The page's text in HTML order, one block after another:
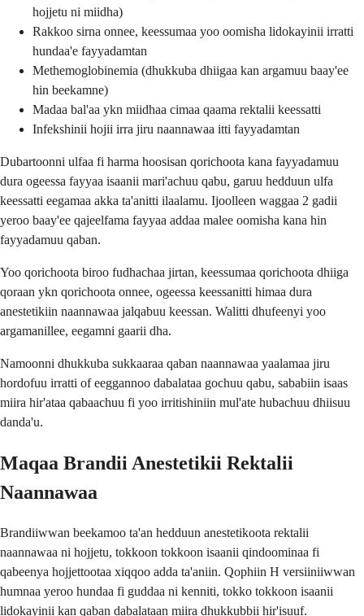
hojjetu ni miidha)
Rakkoo sirna onnee, keessumaa yoo oomisha lidokayinii irratti
hundaa'e fayyadamtan
Methemoglobinemia (dhukkuba dhiigaa kan argamuu baay'ee
hin beekamne)
Madaa bal'aa ykn miidhaa cimaa qaama rektalii keessatti
Infekshinii hojii irra jiru naannawaa itti fayyadamtan
Dubartoonni ulfaa fi harma hoosisan qorichoota kana fayyadamuu
dura ogeessa fayyaa isaanii mari'achuu qabu, garuu hedduun ulfa
keessatti eegamaa akka ta'anitti ilaalamu. Ijoolleen waggaa 2 gadii
yeroo baay'ee qajeelfama fayyaa addaa malee oomisha kana hin
fayyadamuu qaban.
Yoo qorichoota biroo fudhachaa jirtan, keessumaa qorichoota dhiiga
qoraan ykn qorichoota onnee, ogeessa keessanitti himaa dura
anestetikiin naannawaa jalqabuu keessan. Walitti dhufeenyi yoo
argamanillee, eegamni gaarii dha.
Namoonni dhukkuba sukkaaraa qaban naannawaa yaalamaa jiru
hordofuu irratti of eeggannoo dabalataa gochuu qabu, sababiin isaas
miira hir'ataa qabaachuu fi yoo irritishiniin mul'ate hubachuu dhiisuu
danda'u.
Maqaa Brandii Anestetikii Rektalii
Naannawaa
Brandiiwwan beekamoo ta'an hedduun anestetikoota rektalii
naannawaa ni hojjetu, tokkoon tokkoon isaanii qindoominaa fi
qabeenya hojjettootaa xiqqoo adda ta'aniin. Qophiin H versiiniiwwan
humnaa yeroo hundaa fi guddaa ni kenniti, tokko tokkoon isaanii
lidokayinii kan qaban dabalataan miira dhukkubbii hir'isuuf.